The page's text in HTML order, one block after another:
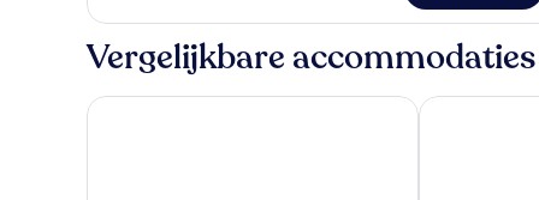
kamer,
queensize
balkon
Vergelijkbare accommodaties
Holiday Inn Express London - Stratford by IHG
Hyatt